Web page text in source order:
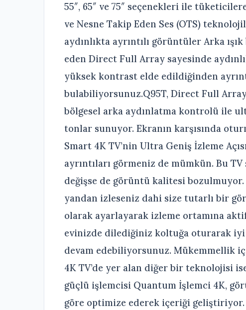
55″, 65″ ve 75″ seçenekleri ile
ve Nesne Takip Eden Ses (OTS)
aydınlıkta ayrıntılı görüntüler Arka
eden Direct Full Array sayesinde
yüksek kontrast elde edildiğinden
bulabiliyorsunuz.Q95T, Direct Full
bölgesel arka aydınlatma kontrolü ile
tonlar sunuyor. Ekranın karşısında
Smart 4K TV’nin Ultra Geniş İzleme
ayrıntıları görmeniz de mümkün. Bu
değişse de görüntü kalitesi bozulmuyor.
yandan izleseniz dahi size tutarlı bir
olarak ayarlayarak izleme ortamına
evinizde dilediğiniz koltuğa oturarak
devam edebiliyorsunuz. Mükemmellik
4K TV’de yer alan diğer bir teknolojisi
güçlü işlemcisi Quantum İşlemci 4K,
göre optimize ederek içeriği